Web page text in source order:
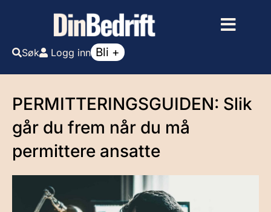
Søk Logg inn Bli +
PERMITTERINGSGUIDEN: Slik
går du frem når du må
permittere ansatte